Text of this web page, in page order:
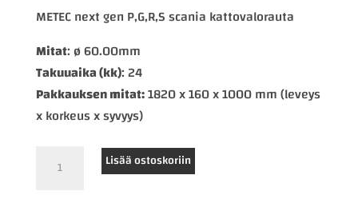
METEC next gen P,G,R,S scania kattovalorauta
Mitat: ø 60.00mm
Takuuaika (kk): 24
Pakkauksen mitat:1820 x 160 x 1000 mm (leveys
x korkeus x syvyys)
next
Lisää ostoskoriin